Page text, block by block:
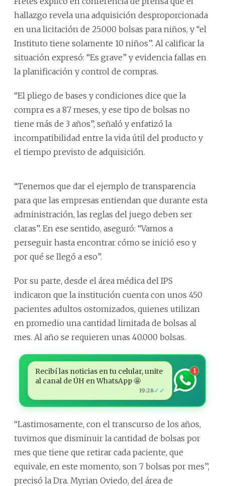
hallazgo revela una adquisición desproporcionada
en una licitación de 25.000 bolsas para niños, y ‘‘el
Instituto tiene solamente 10 niños’’. Al calificar la
situación expresó: “Es grave” y evidencia fallas en
la planificación y control de compras.
“El pliego de bases y condiciones dice que la
compra es a 87 meses, y ese tipo de bolsas no
tiene más de 3 años”, señaló y enfatizó la
incompatibilidad entre la vida útil del producto y
el tiempo previsto de adquisición.
“Tenemos que dar el ejemplo de transparencia
para que las empresas entiendan que durante esta
administración, las reglas del juego deben ser
claras”. En ese sentido, aseguró: “Vamos a
perseguir hasta encontrar cómo se inició eso y
por qué se llegó a eso”.
Por su parte, desde el área médica del IPS
indicaron que la institución cuenta con unos 450
pacientes adultos ostomizados, quienes utilizan
en promedio una cantidad limitada de bolsas al
mes. Al año se requieren unas 40.000 bolsas.
Recibí las noticias en tu celular, unite
al canal de ÚH en WhatsApp 🤩
19:28✓✓
1
‘‘Lastimosamente, con el transcurso de los años,
tuvimos que disminuir la cantidad de bolsas por
mes que tiene que retirar cada paciente, que
equivale, en este momento, son 7 bolsas por mes’’,
precisó la Dra. Myrian Oviedo, del área de